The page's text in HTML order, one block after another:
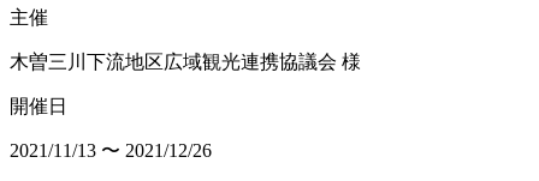
主催
木曽三川下流地区広域観光連携協議会 様
開催日
2021/11/13 〜 2021/12/26